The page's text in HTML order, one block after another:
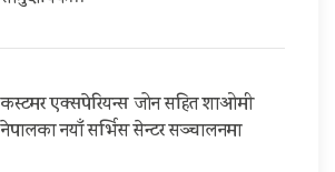
कस्टमर एक्सपेरियन्स जोन सहित शाओमी
नेपालका नयाँ सर्भिस सेन्टर सञ्चालनमा